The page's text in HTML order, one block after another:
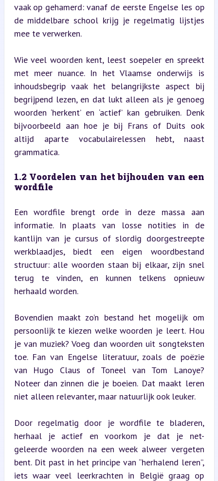
vaak op gehamerd: vanaf de eerste Engelse les op
de middelbare school krijg je regelmatig lijstjes
mee te verwerken.
Wie veel woorden kent, leest soepeler en spreekt
met meer nuance. In het Vlaamse onderwijs is
inhoudsbegrip vaak het belangrijkste aspect bij
begrijpend lezen, en dat lukt alleen als je genoeg
woorden ‘herkent’ en ‘actief’ kan gebruiken. Denk
bijvoorbeeld aan hoe je bij Frans of Duits ook
altijd aparte vocabulairelessen hebt, naast
grammatica.
1.2 Voordelen van het bijhouden van een
wordfile
Een wordfile brengt orde in deze massa aan
informatie. In plaats van losse notities in de
kantlijn van je cursus of slordig doorgestreepte
werkblaadjes, biedt een eigen woordbestand
structuur: alle woorden staan bij elkaar, zijn snel
terug te vinden, en kunnen telkens opnieuw
herhaald worden.
Bovendien maakt zo’n bestand het mogelijk om
persoonlijk te kiezen welke woorden je leert. Hou
je van muziek? Voeg dan woorden uit songteksten
toe. Fan van Engelse literatuur, zoals de poëzie
van Hugo Claus of Toneel van Tom Lanoye?
Noteer dan zinnen die je boeien. Dat maakt leren
niet alleen relevanter, maar natuurlijk ook leuker.
Door regelmatig door je wordfile te bladeren,
herhaal je actief en voorkom je dat je net-
geleerde woorden na een week alweer vergeten
bent. Dit past in het principe van “herhalend leren”,
iets waar veel leerkrachten in België graag op